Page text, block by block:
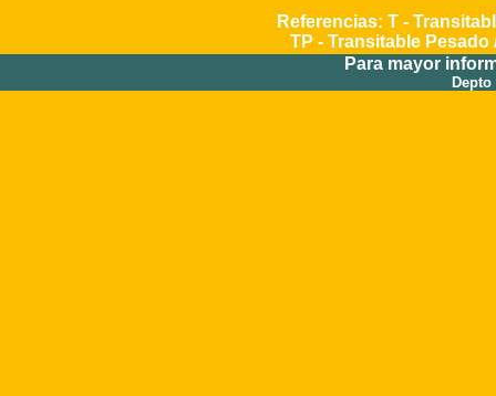
Referencias: T -
TP - Transitable Pesado
Para mayor